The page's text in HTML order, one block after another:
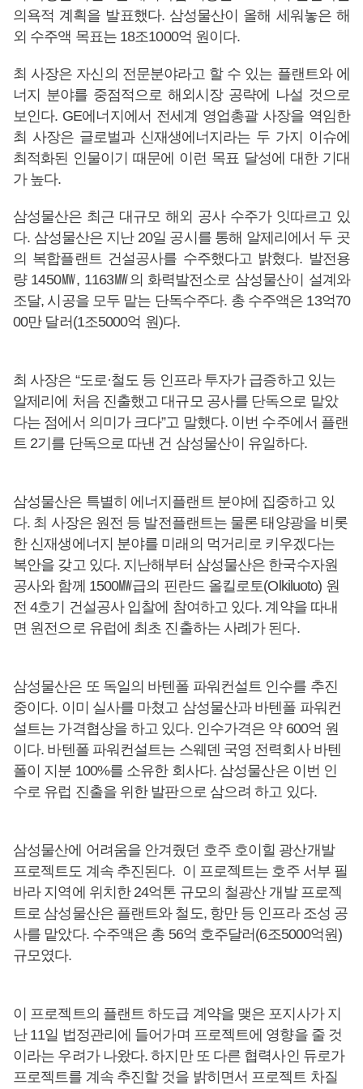
의욕적 계획을 발표했다. 삼성물산이 올해 세워놓은 해
외 수주액 목표는 18조1000억 원이다.
최 사장은 자신의 전문분야라고 할 수 있는 플랜트와 에
너지 분야를 중점적으로 해외시장 공략에 나설 것으로
보인다. GE에너지에서 전세계 영업총괄 사장을 역임한
최 사장은 글로벌과 신재생에너지라는 두 가지 이슈에
최적화된 인물이기 때문에 이런 목표 달성에 대한 기대
가 높다.
삼성물산은 최근 대규모 해외 공사 수주가 잇따르고 있
다. 삼성물산은 지난 20일 공시를 통해 알제리에서 두 곳
의 복합플랜트 건설공사를 수주했다고 밝혔다. 발전용
량 1450㎿, 1163㎿의 화력발전소로 삼성물산이 설계와
조달, 시공을 모두 맡는 단독수주다. 총 수주액은 13억70
00만 달러(1조5000억 원)다.
최 사장은 “도로·철도 등 인프라 투자가 급증하고 있는
알제리에 처음 진출했고 대규모 공사를 단독으로 맡았
다는 점에서 의미가 크다”고 말했다. 이번 수주에서 플랜
트 2기를 단독으로 따낸 건 삼성물산이 유일하다.
삼성물산은 특별히 에너지플랜트 분야에 집중하고 있
다. 최 사장은 원전 등 발전플랜트는 물론 태양광을 비롯
한 신재생에너지 분야를 미래의 먹거리로 키우겠다는
복안을 갖고 있다. 지난해부터 삼성물산은 한국수자원
공사와 함께 1500㎿급의 핀란드 올킬로토(Olkiluoto) 원
전 4호기 건설공사 입찰에 참여하고 있다. 계약을 따내
면 원전으로 유럽에 최초 진출하는 사례가 된다.
삼성물산은 또 독일의 바텐폴 파워컨설트 인수를 추진
중이다. 이미 실사를 마쳤고 삼성물산과 바텐폴 파워컨
설트는 가격협상을 하고 있다. 인수가격은 약 600억 원
이다. 바텐폴 파워컨설트는 스웨덴 국영 전력회사 바텐
폴이 지분 100%를 소유한 회사다. 삼성물산은 이번 인
수로 유럽 진출을 위한 발판으로 삼으려 하고 있다.
삼성물산에 어려움을 안겨줬던 호주 호이힐 광산개발
프로젝트도 계속 추진된다. 이 프로젝트는 호주 서부 필
바라 지역에 위치한 24억톤 규모의 철광산 개발 프로젝
트로 삼성물산은 플랜트와 철도, 항만 등 인프라 조성 공
사를 맡았다. 수주액은 총 56억 호주달러(6조5000억원)
규모였다.
이 프로젝트의 플랜트 하도급 계약을 맺은 포지사가 지
난 11일 법정관리에 들어가며 프로젝트에 영향을 줄 것
이라는 우려가 나왔다. 하지만 또 다른 협력사인 듀로가
프로젝트를 계속 추진할 것을 밝히면서 프로젝트 차질